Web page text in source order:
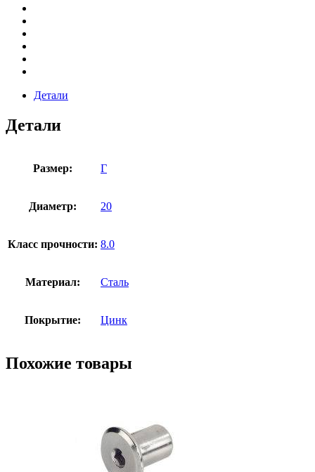
Детали
Детали
Размер: Г
Диаметр: 20
Класс прочности: 8.0
Материал: Сталь
Покрытие: Цинк
Похожие товары